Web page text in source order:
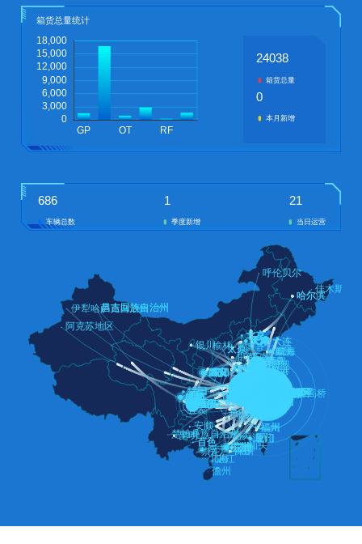
箱货总量统计
24038
箱货总量
0
本月新增
686
车辆总数
1
季度新增
21
当日运营